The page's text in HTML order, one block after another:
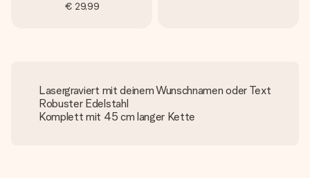
€ 29,99
Lasergraviert mit deinem Wunschnamen oder Text
Robuster Edelstahl
Komplett mit 45 cm langer Kette